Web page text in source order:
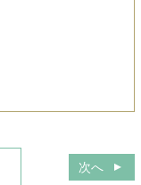
次へ